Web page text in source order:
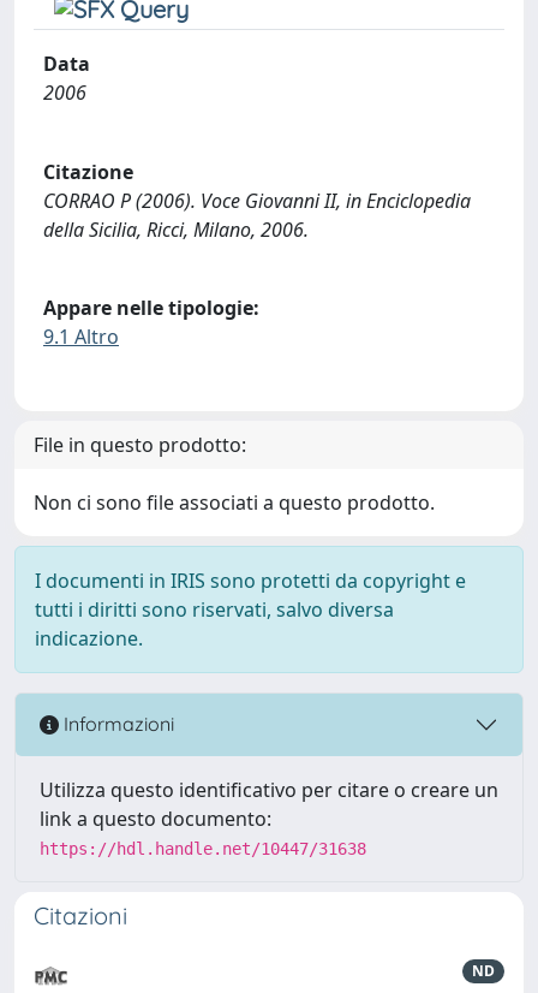
Data
2006
Citazione
CORRAO P (2006). Voce Giovanni II, in Enciclopedia
della Sicilia, Ricci, Milano, 2006.
Appare nelle tipologie:
9.1 Altro
File in questo prodotto:
Non ci sono file associati a questo prodotto.
I documenti in IRIS sono protetti da copyright e
tutti i diritti sono riservati, salvo diversa
indicazione.
Informazioni
Utilizza questo identificativo per citare o creare un
link a questo documento:
https://hdl.handle.net/10447/31638
Citazioni
ND